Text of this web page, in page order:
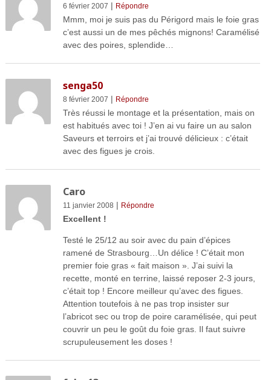
6 février 2007 | Répondre
Mmm, moi je suis pas du Périgord mais le foie gras
c’est aussi un de mes pêchés mignons! Caramélisé
avec des poires, splendide…
senga50
8 février 2007 | Répondre
Très réussi le montage et la présentation, mais on
est habitués avec toi ! J’en ai vu faire un au salon
Saveurs et terroirs et j’ai trouvé délicieux : c’était
avec des figues je crois.
Caro
11 janvier 2008 | Répondre
Excellent !
Testé le 25/12 au soir avec du pain d’épices
ramené de Strasbourg…Un délice ! C’était mon
premier foie gras « fait maison ». J’ai suivi la
recette, monté en terrine, laissé reposer 2-3 jours,
c’était top ! Encore meilleur qu’avec des figues.
Attention toutefois à ne pas trop insister sur
l’abricot sec ou trop de poire caramélisée, qui peut
couvrir un peu le goût du foie gras. Il faut suivre
scrupuleusement les doses !